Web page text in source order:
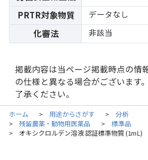
PRTR対象物質 データなし
化審法 非該当
掲載内容は当ページ掲載時点の情
の仕様と異なる場合がございます
了承ください。
ホーム > 用途からさがす > 分析
> 残留農薬・動物用医薬品 > 標準品
> オキシクロルデン溶液 認証標準物質 (1mL)